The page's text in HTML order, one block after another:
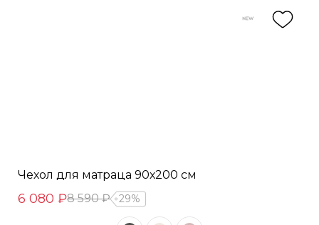
Чехол для матраца 90х200 см
6 080 ₽8 590 ₽ 29%